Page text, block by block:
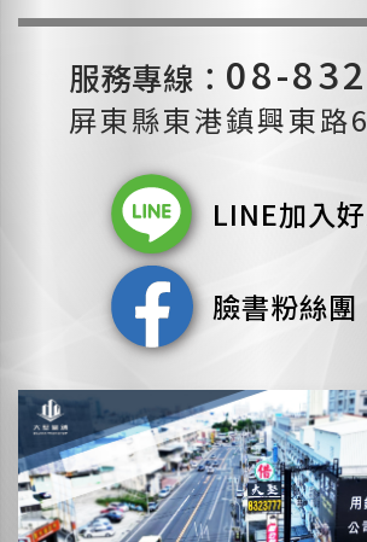
服務專線： 08-
屏東縣東港鎮興東路
LINE加入
臉書粉絲團